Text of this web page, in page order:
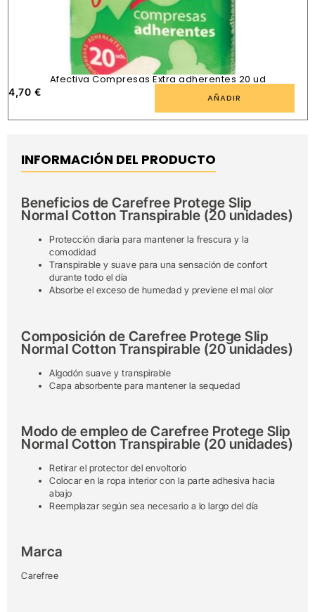
Afectiva Compresas Extra adherentes 20 ud
4,70 € AÑADIR
INFORMACIÓN DEL PRODUCTO
Beneficios de Carefree Protege Slip
Normal Cotton Transpirable (20 unidades)
Protección diaria para mantener la frescura y la
comodidad
Transpirable y suave para una sensación de confort
durante todo el día
Absorbe el exceso de humedad y previene el mal olor
Composición de Carefree Protege Slip
Normal Cotton Transpirable (20 unidades)
Algodón suave y transpirable
Capa absorbente para mantener la sequedad
Modo de empleo de Carefree Protege Slip
Normal Cotton Transpirable (20 unidades)
Retirar el protector del envoltorio
Colocar en la ropa interior con la parte adhesiva hacia
abajo
Reemplazar según sea necesario a lo largo del día
Marca
Carefree